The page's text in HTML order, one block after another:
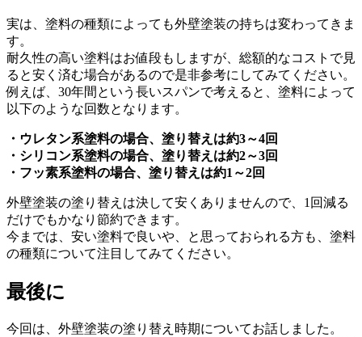
実は、塗料の種類によっても外壁塗装の持ちは変わってきま
す。
耐久性の高い塗料はお値段もしますが、総額的なコストで見
ると安く済む場合があるので是非参考にしてみてください。
例えば、30年間という長いスパンで考えると、塗料によって
以下のような回数となります。
・ウレタン系塗料の場合、塗り替えは約3～4回
・シリコン系塗料の場合、塗り替えは約2～3回
・フッ素系塗料の場合、塗り替えは約1～2回
外壁塗装の塗り替えは決して安くありませんので、1回減る
だけでもかなり節約できます。
今までは、安い塗料で良いや、と思っておられる方も、塗料
の種類について注目してみてください。
最後に
今回は、外壁塗装の塗り替え時期についてお話しました。